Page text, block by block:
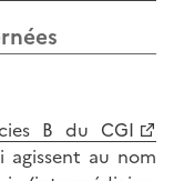
B du CGI
agissent au nom